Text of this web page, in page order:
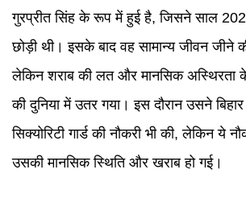
गुरप्रीत सिंह के रूप में हुई है, जिसने साल
छोड़ी थी। इसके बाद वह सामान्य जीवन जीने
लेकिन शराब की लत और मानसिक अस्थिरता
की दुनिया में उतर गया। इस दौरान उसने
सिक्योरिटी गार्ड की नौकरी भी की, लेकिन ये
उसकी मानसिक स्थिति और खराब हो गई।